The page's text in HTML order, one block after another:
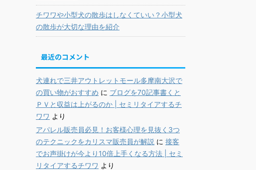
チワワや小型犬の散歩はしなくていい？小型犬
の散歩が大切な理由を紹介
最近のコメント
犬連れで三井アウトレットモール多摩南大沢で
の買い物がおすすめ に ブログを70記事書くと
ＰＶと収益は上がるのか | セミリタイアするチ
ワワ より
アパレル販売員必見！お客様心理を見抜く3つ
のテクニックをカリスマ販売員が解説 に 接客
でお声掛けが今より10倍上手くなる方法 | セミ
リタイアするチワワ より